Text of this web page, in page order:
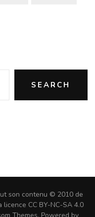
SEARCH
son contenu © 2010 de
CC BY-NC-SA 4.0